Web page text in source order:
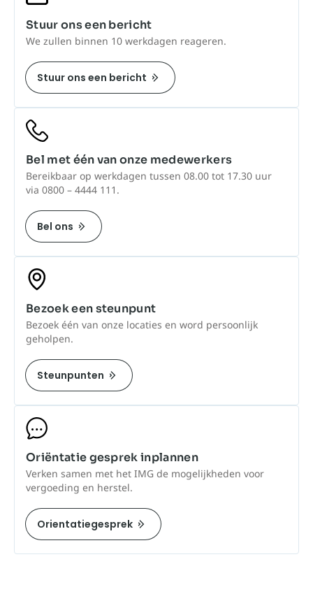
Stuur ons een bericht
We zullen binnen 10 werkdagen reageren.
Stuur ons een bericht
Bel met één van onze medewerkers
Bereikbaar op werkdagen tussen 08.00 tot 17.30 uur
via 0800 – 4444 111.
Bel ons
Bezoek een steunpunt
Bezoek één van onze locaties en word persoonlijk
geholpen.
Steunpunten
Oriëntatie gesprek inplannen
Verken samen met het IMG de mogelijkheden voor
vergoeding en herstel.
Orientatiegesprek